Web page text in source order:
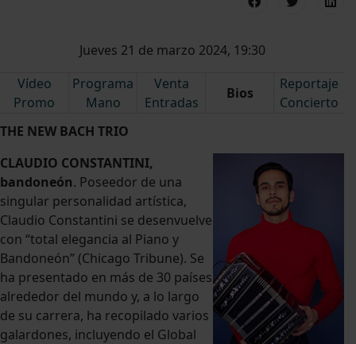
Jueves 21 de marzo 2024, 19:30
Vídeo
Promo
Programa
Mano
Venta
Entradas
Bios
Reportaje
Concierto
THE NEW BACH TRIO
CLAUDIO CONSTANTINI,
bandoneón. Poseedor de una
singular personalidad artística,
Claudio Constantini se desenvuelve
con “total elegancia al Piano y
Bandoneón” (Chicago Tribune). Se
ha presentado en más de 30 países
alrededor del mundo y, a lo largo
de su carrera, ha recopilado varios
galardones, incluyendo el Global